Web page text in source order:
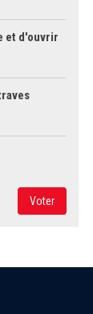
et d'ouvrir
Voter